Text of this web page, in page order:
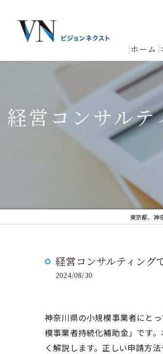
ホーム
経営コンサル
東京都、神
経営コンサルティング
2024/08/30
神奈川県の小規模事業者にと
模事業者持続化補助金」です
く解説します。正しい申請方